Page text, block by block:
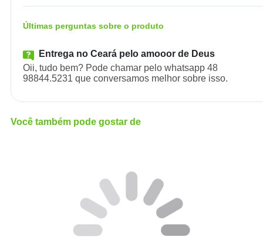
Últimas perguntas sobre o produto
Entrega no Ceará pelo amooor de Deus
Oii, tudo bem? Pode chamar pelo whatsapp 48
98844.5231 que conversamos melhor sobre isso.
Você também pode gostar de